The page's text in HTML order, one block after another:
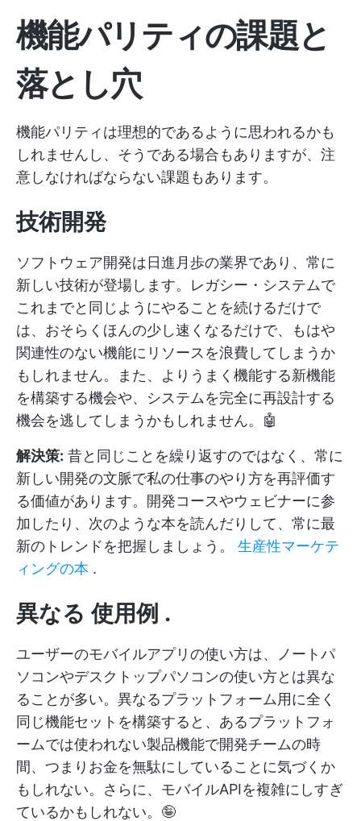
機能パリティの課題と
落とし穴
機能パリティは理想的であるように思われるかも
しれませんし、そうである場合もありますが、注
意しなければならない課題もあります。
技術開発
ソフトウェア開発は日進月歩の業界であり、常に
新しい技術が登場します。レガシー・システムで
これまでと同じようにやることを続けるだけで
は、おそらくほんの少し速くなるだけで、もはや
関連性のない機能にリソースを浪費してしまうか
もしれません。また、よりうまく機能する新機能
を構築する機会や、システムを完全に再設計する
機会を逃してしまうかもしれません。🤖
解決策: 昔と同じことを繰り返すのではなく、常に
新しい開発の文脈で私の仕事のやり方を再評価す
る価値があります。開発コースやウェビナーに参
加したり、次のような本を読んだりして、常に最
新のトレンドを把握しましょう。 生産性マーケテ
ィングの本 .
異なる 使用例 .
ユーザーのモバイルアプリの使い方は、ノートパ
ソコンやデスクトップパソコンの使い方とは異な
ることが多い。異なるプラットフォーム用に全く
同じ機能セットを構築すると、あるプラットフォ
ームでは使われない製品機能で開発チームの時
間、つまりお金を無駄にしていることに気づくか
もしれない。さらに、モバイルAPIを複雑にしすぎ
ているかもしれない。🤪